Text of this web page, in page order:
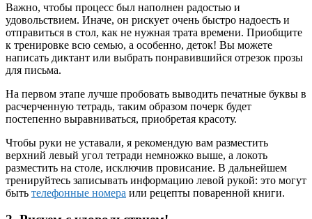
Важно, чтобы процесс был наполнен радостью и
удовольствием. Иначе, он рискует очень быстро надоесть и
отправиться в стол, как не нужная трата времени. Приобщите
к тренировке всю семью, а особенно, деток! Вы можете
написать диктант или выбрать понравившийся отрезок прозы
для письма.
На первом этапе лучше пробовать выводить печатные буквы в
расчерченную тетрадь, таким образом почерк будет
постепенно выравниваться, приобретая красоту.
Чтобы руки не уставали, я рекомендую вам разместить
верхний левый угол тетради немножко выше, а локоть
разместить на столе, исключив провисание. В дальнейшем
тренируйтесь записывать информацию левой рукой: это могут
быть телефонные номера или рецепты поваренной книги.